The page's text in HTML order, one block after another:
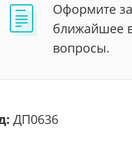
Оформите
ближайшее
вопросы.
ДП0636